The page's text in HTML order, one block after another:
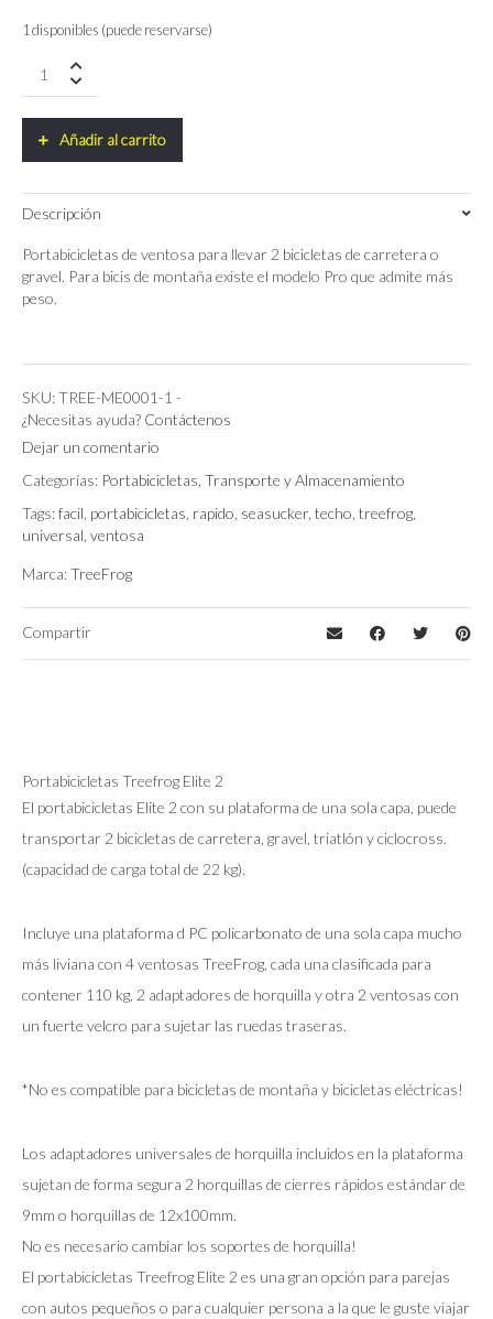
1 disponibles (puede reservarse)
Portabicicletas
Treefrog
2
Bicicletas
Añadir al carrito
Descripción
Portabicicletas de ventosa para llevar 2 bicicletas de carretera o
gravel. Para bicis de montaña existe el modelo Pro que admite más
peso.
SKU:TREE-ME0001-1 -
¿Necesitas ayuda? Contáctenos
Dejar un comentario
Categorías: Portabicicletas, Transporte y Almacenamiento
Tags:facil, portabicicletas, rapido, seasucker, techo, treefrog,
universal, ventosa
Marca:TreeFrog
Compartir
Portabicicletas Treefrog Elite 2
El portabicicletas Elite 2 con su plataforma de una sola capa, puede
transportar 2 bicicletas de carretera, gravel, triatlón y ciclocross.
(capacidad de carga total de 22 kg).
Incluye una plataforma d PC policarbonato de una sola capa mucho
más liviana con 4 ventosas TreeFrog, cada una clasificada para
contener 110 kg, 2 adaptadores de horquilla y otra 2 ventosas con
un fuerte velcro para sujetar las ruedas traseras.
*No es compatible para bicicletas de montaña y bicicletas eléctricas!
Los adaptadores universales de horquilla incluidos en la plataforma
sujetan de forma segura 2 horquillas de cierres rápidos estándar de
9mm o horquillas de 12x100mm.
No es necesario cambiar los soportes de horquilla!
El portabicicletas Treefrog Elite 2 es una gran opción para parejas
con autos pequeños o para cualquier persona a la que le guste viajar